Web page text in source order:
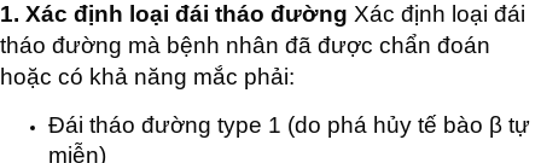
1. Xác định loại đái tháo đường Xác định loại đái
tháo đường mà bệnh nhân đã được chẩn đoán
hoặc có khả năng mắc phải:
Đái tháo đường type 1 (do phá hủy tế bào β tự
miễn)